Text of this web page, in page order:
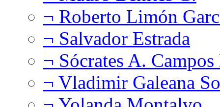
¬ Roberto Limón
¬ Salvador Estrada
¬ Sócrates A.
¬ Vladimir Galeana